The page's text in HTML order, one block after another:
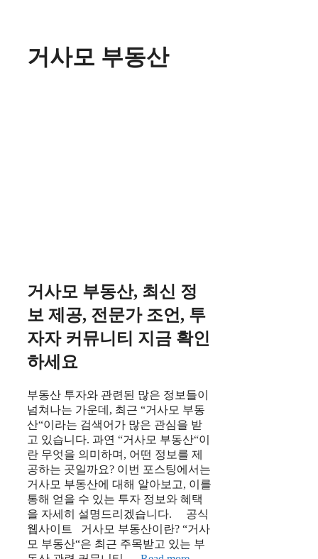
거사모 부동산
거사모 부동산, 최신 정
보 제공, 전문가 조언, 투
자자 커뮤니티 지금 확인
하세요
부동산 투자와 관련된 많은 정보들이
넘쳐나는 가운데, 최근 “거사모 부동
산“이라는 검색어가 많은 관심을 받
고 있습니다. 과연 “거사모 부동산“이
란 무엇을 의미하며, 어떤 정보를 제
공하는 곳일까요? 이번 포스팅에서는
거사모 부동산에 대해 알아보고, 이를
통해 얻을 수 있는 투자 정보와 혜택
을 자세히 설명드리겠습니다. 공식
웹사이트 거사모 부동산이란? “거사
모 부동산“은 최근 주목받고 있는 부